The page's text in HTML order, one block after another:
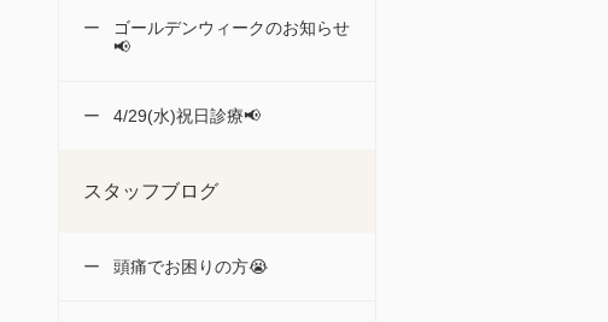
ゴールデンウィークのお知らせ
📢
4/29(水)祝日診療📢
スタッフブログ
頭痛でお困りの方😭